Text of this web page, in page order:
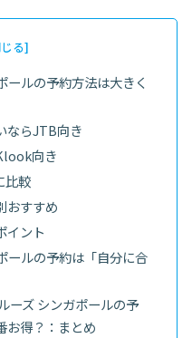
ールの予約方法は大きく
ならJTB向き
向き
比較
おすすめ
イント
ールの予約は「自分に合
ーズ シンガポールの予
お得？：まとめ